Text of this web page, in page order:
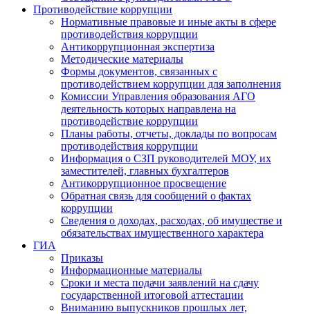
Противодействие коррупции
Нормативные правовые и иные акты в сфере
противодействия коррупции
Антикоррупционная экспертиза
Методические материалы
Формы документов, связанных с
противодействием коррупции для заполнения
Комиссии Управления образования АГО
деятельность которых направлена на
противодействие коррупции
Планы работы, отчеты, доклады по вопросам
противодействия коррупции
Информация о СЗП руководителей МОУ, их
заместителей, главных бухгалтеров
Антикоррупционное просвещение
Обратная связь для сообщений о фактах
коррупции
Сведения о доходах, расходах, об имуществе и
обязательствах имущественного характера
ГИА
Приказы
Информационные материалы
Сроки и места подачи заявлений на сдачу
государственной итоговой аттестации
Вниманию выпускников прошлых лет,